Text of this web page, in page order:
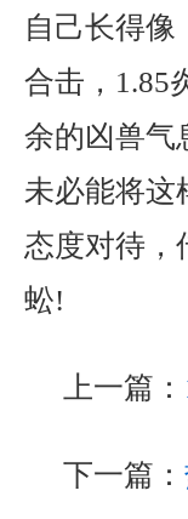
自己长得像
合击，1.85
余的凶兽气
未必能将这
态度对待，
蚣!
上一篇：
下一篇：